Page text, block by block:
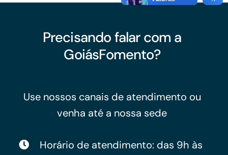
Precisando falar com a
GoiásFomento?
Use nossos canais de atendimento ou
venha até a nossa sede
Horário de atendimento: das 9h às